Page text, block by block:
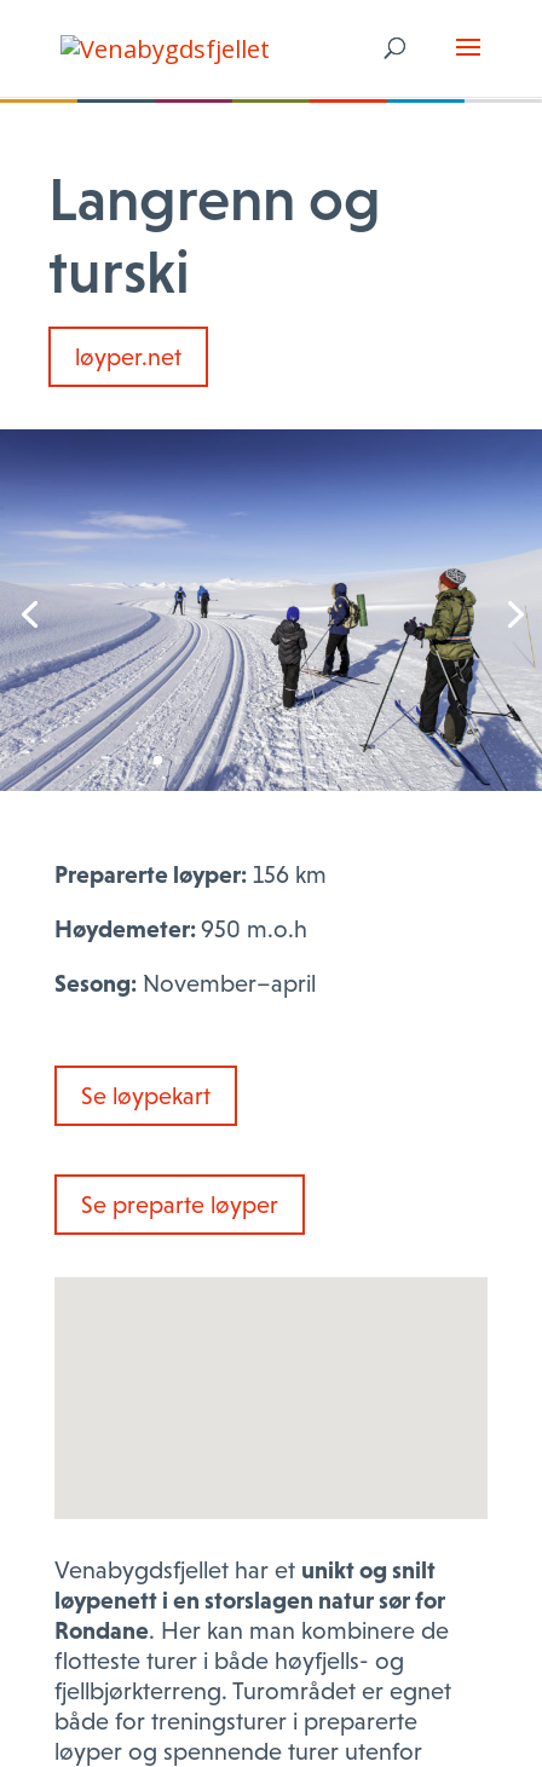
Langrenn og
turski
løyper.net
Preparerte løyper:156 km
Høydemeter:950 m.o.h
Sesong:November–april
Se løypekart
Se preparte løyper
Venabygdsfjellet har et unikt og snilt
løypenett i en storslagen natur sør for
Rondane. Her kan man kombinere de
flotteste turer i både høyfjells- og
fjellbjørkterreng. Turområdet er egnet
både for treningsturer i preparerte
løyper og spennende turer utenfor